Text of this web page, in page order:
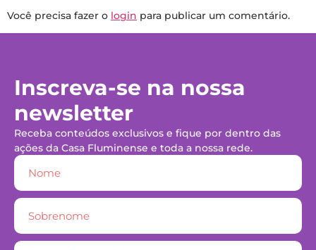
Você precisa fazer o login para publicar um comentário.
Inscreva-se na nossa
newsletter
Receba conteúdos exclusivos e fique por dentro das
ações da Casa Fluminense e toda a nossa rede.